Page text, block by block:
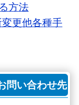
方法
更他各種手
問い合わせ先